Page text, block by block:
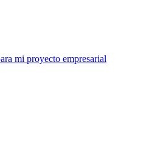
mi proyecto empresarial